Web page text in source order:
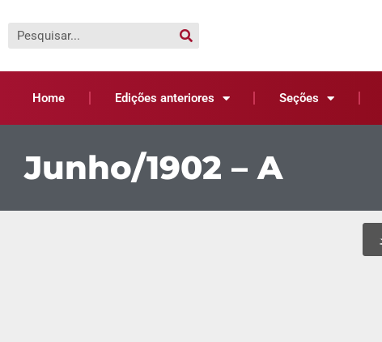
Home Edições anteriores Seções
Junho/1902 – A